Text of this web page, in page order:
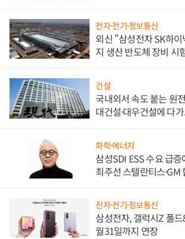
전자·전기·정보통신
외신 "삼성전자 SK하
지 생산 반도체 장비 시
건설
국내외서 속도 붙는 원
대건설·대우건설에 다
화학·에너지
삼성SDI ESS 수요 급
최주선 스텔란티스
전자·전기·정보통신
삼성전자, 갤럭시Z 폴
월31일까지 연장